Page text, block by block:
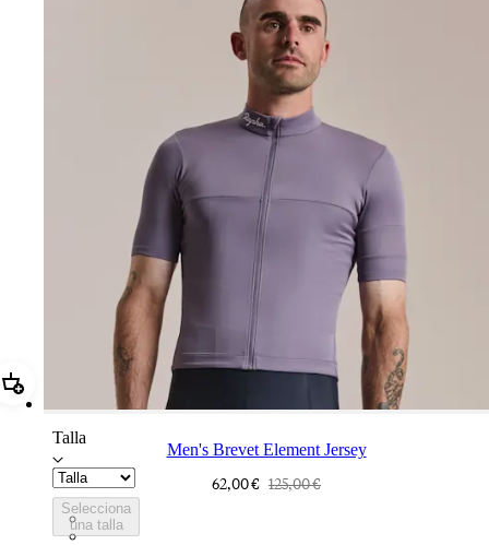
Añadir Men's Brevet Element Jersey
Talla
Selecciona
una talla
Men's Brevet Element Jersey
62,00 € 125,00 €
BUP01XXDLB
BUP01XXPIV